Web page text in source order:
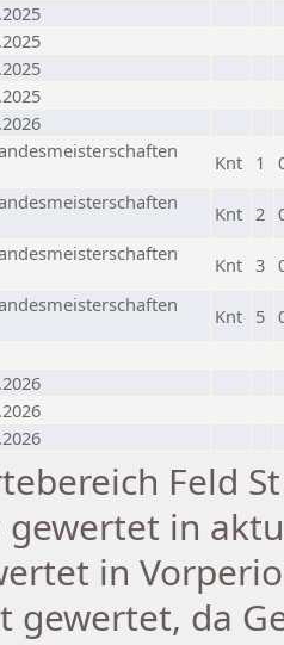
Knt 1
Knt 2
Knt 3
Knt 5
Feld
gewertet in
in
gewertet, da